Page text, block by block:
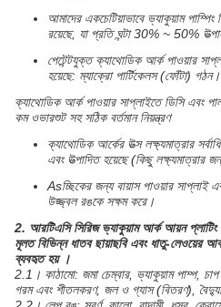
আমাদের একচেটিয়াভাবে ভ্যাকুয়াম
রয়েছে, যা প্রতি ঘন্টা 30% ~ 50%
পেটেন্টযুক্ত ক্যাথোডিক আর্ক পাওয়ার
হয়েছে: ম্যাক্রো পার্টিকেলস (ফোঁটা) গঠন।
ক্যাথোডিক আর্ক পাওয়ার সাপ্লাইতে ডিসি এবং
কম ওভারশুট সহ সঠিক বর্তমান নিয়ন্ত্রণ
ক্যাথোডিক আর্কের উত্স লক্ষ্যমাত্রার
এবং উত্পাদিত হয়েছে (কিছু লক্ষ্যমাত্রার
Asচ্ছিকের জন্য বায়াস পাওয়ার
উজ্জ্বল রঙকে সক্ষম করে।
2. আরটিএসি সিরিজ ভ্যাকুয়াম আর্ক আয়ন প্লাটিং
মূলত বিভিন্ন ধাতব ছায়াছবি এবং ধাতু-লেওয়ের
ব্যবহৃত হয় ।
2.1। কাঠামো: জমা চেম্বার, ভ্যাকুয়াম পাম্প,
গরম এবং শীতলকরণ, জল ও গ্যাস (বিতরণ),